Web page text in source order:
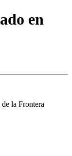
en
la Frontera